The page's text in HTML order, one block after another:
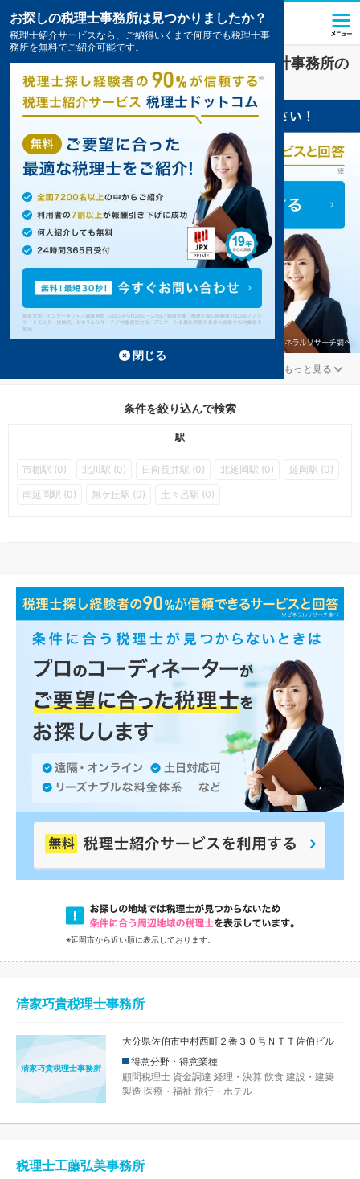
延岡で税金・お金対策を扱う税理士・会計事務所の
一覧
もっと見る
条件を絞り込んで検索
駅
市棚駅 (0) 北川駅 (0) 日向長井駅 (0) 北延岡駅 (0) 延岡駅 (0)
南延岡駅 (0) 旭ケ丘駅 (0) 土々呂駅 (0)
※延岡市から近い順に表示しております。
清家巧貴税理士事務所
清家巧貴税理士事務所
大分県佐伯市中村西町２番３０号ＮＴＴ佐伯ビル
得意分野・得意業種
顧問税理士 資金調達 経理・決算 飲食 建設・建築
製造 医療・福祉 旅行・ホテル
税理士工藤弘美事務所
お探しの税理士事務所は見つかりましたか？
税理士紹介サービスなら、ご納得いくまで何度でも税理士事
務所を無料でご紹介可能です。
閉じる